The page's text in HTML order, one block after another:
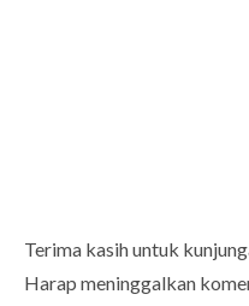
Terima kasih untuk
Harap meninggalkan